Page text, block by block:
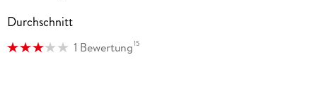
nach dem Studium der Geschichte als Journalist Karriere. In
vom Franco-Regime ausgewiesen. Nach verschiedenen
Durchschnitt
1 Bewertung15